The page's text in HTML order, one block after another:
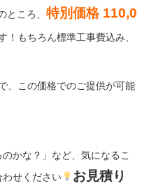
ころ、 特別価格 110,0
！もちろん標準工事費込み、
、この価格でのご提供が可能
かな？」など、気になるこ
わせください
お見積り